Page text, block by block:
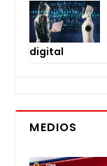
digi­tal
MEDIOS